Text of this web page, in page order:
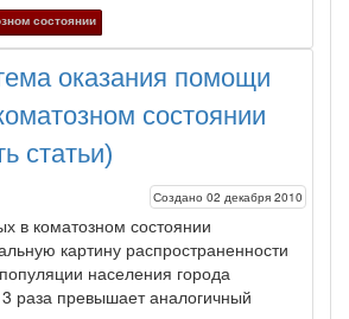
состоянии
оказания помощи
состоянии
статьи)
Создано 02 декабря 2010
в коматозном состоянии
картину распространенности
населе­ния города
3 раза превышает аналогичный